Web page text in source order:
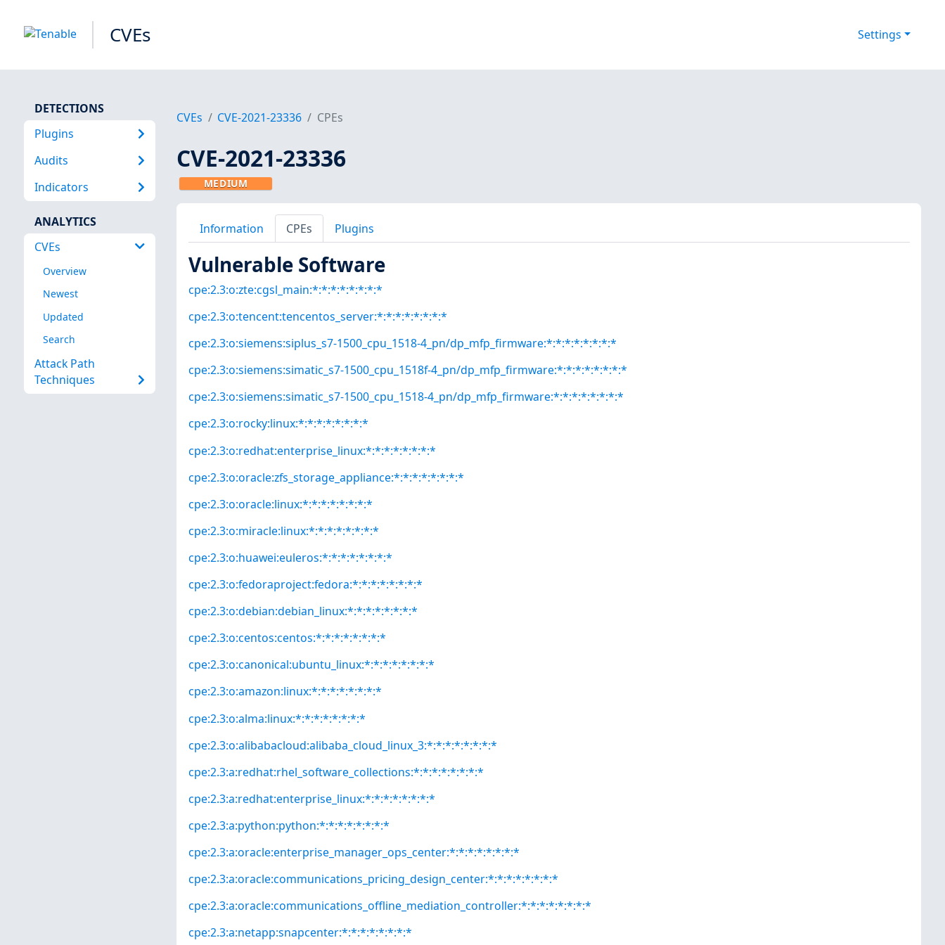
CVEs Settings
DETECTIONS
Plugins
Audits
Indicators
ANALYTICS
CVEs
Overview
Newest
Updated
Search
Attack Path
Techniques
CVEs CVE-2021-23336 CPEs
CVE-2021-23336
MEDIUM
Information CPEs Plugins
Vulnerable Software
cpe:2.3:o:zte:cgsl_main:*:*:*:*:*:*:*:*
cpe:2.3:o:tencent:tencentos_server:*:*:*:*:*:*:*:*
cpe:2.3:o:siemens:siplus_s7-1500_cpu_1518-4_pn/dp_mfp_firmware:*:*:*:*:*:*:*:*
cpe:2.3:o:siemens:simatic_s7-1500_cpu_1518f-4_pn/dp_mfp_firmware:*:*:*:*:*:*:*:*
cpe:2.3:o:siemens:simatic_s7-1500_cpu_1518-4_pn/dp_mfp_firmware:*:*:*:*:*:*:*:*
cpe:2.3:o:rocky:linux:*:*:*:*:*:*:*:*
cpe:2.3:o:redhat:enterprise_linux:*:*:*:*:*:*:*:*
cpe:2.3:o:oracle:zfs_storage_appliance:*:*:*:*:*:*:*:*
cpe:2.3:o:oracle:linux:*:*:*:*:*:*:*:*
cpe:2.3:o:miracle:linux:*:*:*:*:*:*:*:*
cpe:2.3:o:huawei:euleros:*:*:*:*:*:*:*:*
cpe:2.3:o:fedoraproject:fedora:*:*:*:*:*:*:*:*
cpe:2.3:o:debian:debian_linux:*:*:*:*:*:*:*:*
cpe:2.3:o:centos:centos:*:*:*:*:*:*:*:*
cpe:2.3:o:canonical:ubuntu_linux:*:*:*:*:*:*:*:*
cpe:2.3:o:amazon:linux:*:*:*:*:*:*:*:*
cpe:2.3:o:alma:linux:*:*:*:*:*:*:*:*
cpe:2.3:o:alibabacloud:alibaba_cloud_linux_3:*:*:*:*:*:*:*:*
cpe:2.3:a:redhat:rhel_software_collections:*:*:*:*:*:*:*:*
cpe:2.3:a:redhat:enterprise_linux:*:*:*:*:*:*:*:*
cpe:2.3:a:python:python:*:*:*:*:*:*:*:*
cpe:2.3:a:oracle:enterprise_manager_ops_center:*:*:*:*:*:*:*:*
cpe:2.3:a:oracle:communications_pricing_design_center:*:*:*:*:*:*:*:*
cpe:2.3:a:oracle:communications_offline_mediation_controller:*:*:*:*:*:*:*:*
cpe:2.3:a:netapp:snapcenter:*:*:*:*:*:*:*:*